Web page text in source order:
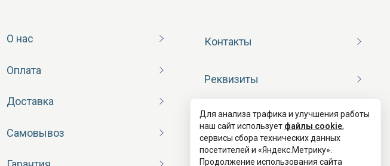
О нас
Оплата
Доставка
Самовывоз
Контакты
Реквизиты
Договор оферты
Согласие на обработку ПД
Для анализа трафика и улучшения работы
наш сайт использует файлы cookie,
сервисы сбора технических данных
посетителей и «Яндекс.Метрику».
Продолжение использования сайта